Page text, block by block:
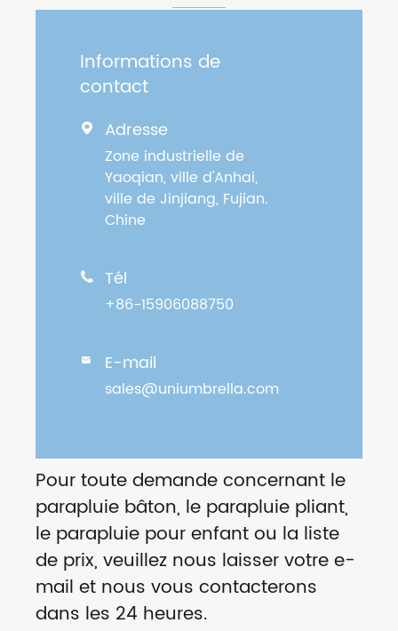
Informations de
contact
 Adresse
Zone industrielle de
Yaoqian, ville d'Anhai,
ville de Jinjiang, Fujian.
Chine
 Tél
+86-15906088750
 E-mail
sales@uniumbrella.com
Pour toute demande concernant le
parapluie bâton, le parapluie pliant,
le parapluie pour enfant ou la liste
de prix, veuillez nous laisser votre e-
mail et nous vous contacterons
dans les 24 heures.